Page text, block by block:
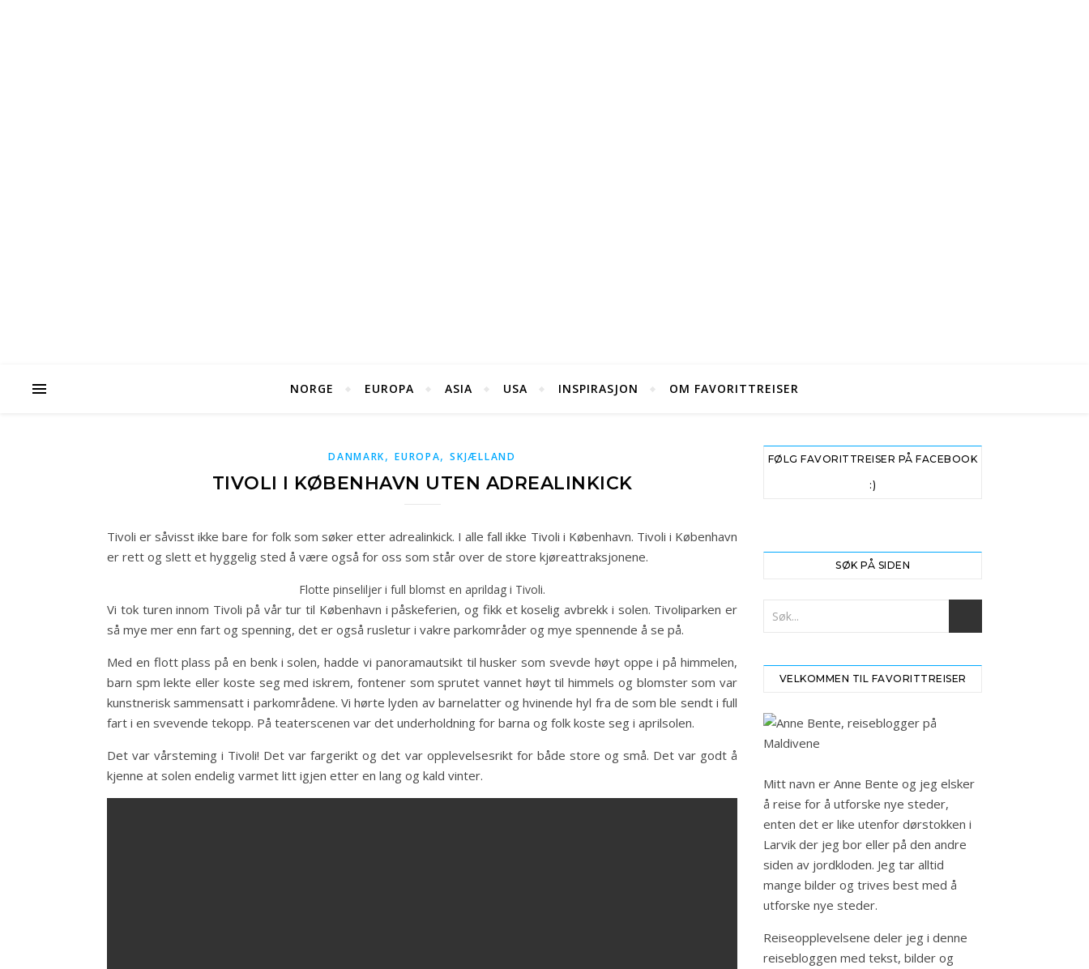
NORGE EUROPA ASIA USA INSPIRASJON OM FAVORITTREISER
DANMARK,EUROPA,SKJÆLLAND
TIVOLI I KØBENHAVN UTEN ADREALINKICK
Tivoli er såvisst ikke bare for folk som søker etter adrealinkick. I alle fall ikke Tivoli i København. Tivoli i København
er rett og slett et hyggelig sted å være også for oss som står over de store kjøreattraksjonene.
Flotte pinseliljer i full blomst en aprildag i Tivoli.
Vi tok turen innom Tivoli på vår tur til København i påskeferien, og fikk et koselig avbrekk i solen. Tivoliparken er
så mye mer enn fart og spenning, det er også rusletur i vakre parkområder og mye spennende å se på.
Med en flott plass på en benk i solen, hadde vi panoramautsikt til husker som svevde høyt oppe i på himmelen,
barn spm lekte eller koste seg med iskrem, fontener som sprutet vannet høyt til himmels og blomster som var
kunstnerisk sammensatt i parkområdene. Vi hørte lyden av barnelatter og hvinende hyl fra de som ble sendt i full
fart i en svevende tekopp. På teaterscenen var det underholdning for barna og folk koste seg i aprilsolen.
Det var vårsteming i Tivoli! Det var fargerikt og det var opplevelsesrikt for både store og små. Det var godt å
kjenne at solen endelig varmet litt igjen etter en lang og kald vinter.
FØLG FAVORITTREISER PÅ FACEBOOK
:)
SØK PÅ SIDEN
VELKOMMEN TIL FAVORITTREISER
Mitt navn er Anne Bente og jeg elsker
å reise for å utforske nye steder,
enten det er like utenfor dørstokken i
Larvik der jeg bor eller på den andre
siden av jordkloden. Jeg tar alltid
mange bilder og trives best med å
utforske nye steder.
Reiseopplevelsene deler jeg i denne
reisebloggen med tekst, bilder og